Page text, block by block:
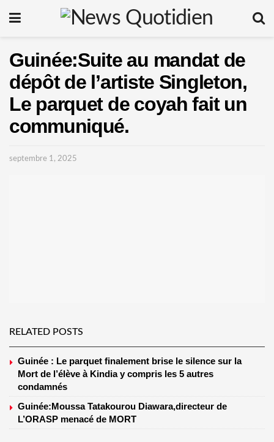
Guinée:Suite au mandat de
dépôt de l’artiste Singleton,
Le parquet de coyah fait un
communiqué.
septembre 1, 2025
RELATED POSTS
Guinée : Le parquet finalement brise le silence sur la
Mort de l’élève à Kindia y compris les 5 autres
condamnés
Guinée:Moussa Tatakourou Diawara,directeur de
L’ORASP menacé de MORT